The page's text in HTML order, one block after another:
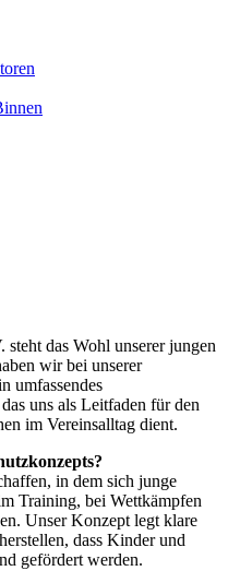
das Wohl unserer jungen
wir bei unserer
umfassendes
uns als Leitfaden für den
im Vereinsalltag dient.
in dem sich junge
Training, bei Wettkämpfen
Unser Konzept legt klare
dass Kinder und
gefördert werden.